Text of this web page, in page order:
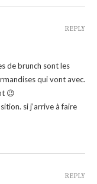
de brunch sont les
qui vont avec.
😉
si j’arrive à faire
REPLY
REPLY